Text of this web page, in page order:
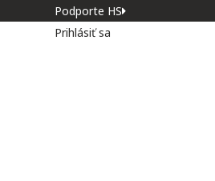
Podporte HS
Prihlásiť sa